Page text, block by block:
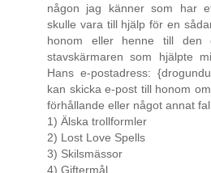
någon jag känner som har
skulle vara till hjälp för en
honom eller henne till den
stavskärmaren som hjälpte
Hans e-postadress:
kan skicka e-post till honom
förhållande eller något annat
1) Älska trollformler
2) Lost Love Spells
3) Skilsmässor
4) Giftermål